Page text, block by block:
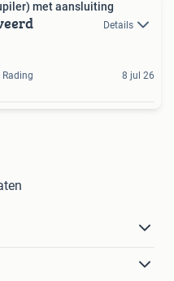
met aansluiting
Details
8 jul 26